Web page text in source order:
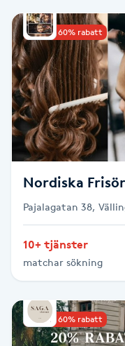
Microshading
Mixfransar
N
Nagelförlängning
Nagelförlängning
Nagelförlängning
Nagelförlängning
Nagelförstärkning
Upp till 60% rabatt
Nordiska
Pajalagatan 38,
10+ tjänster
matchar sökning
Upp till 60% rabatt